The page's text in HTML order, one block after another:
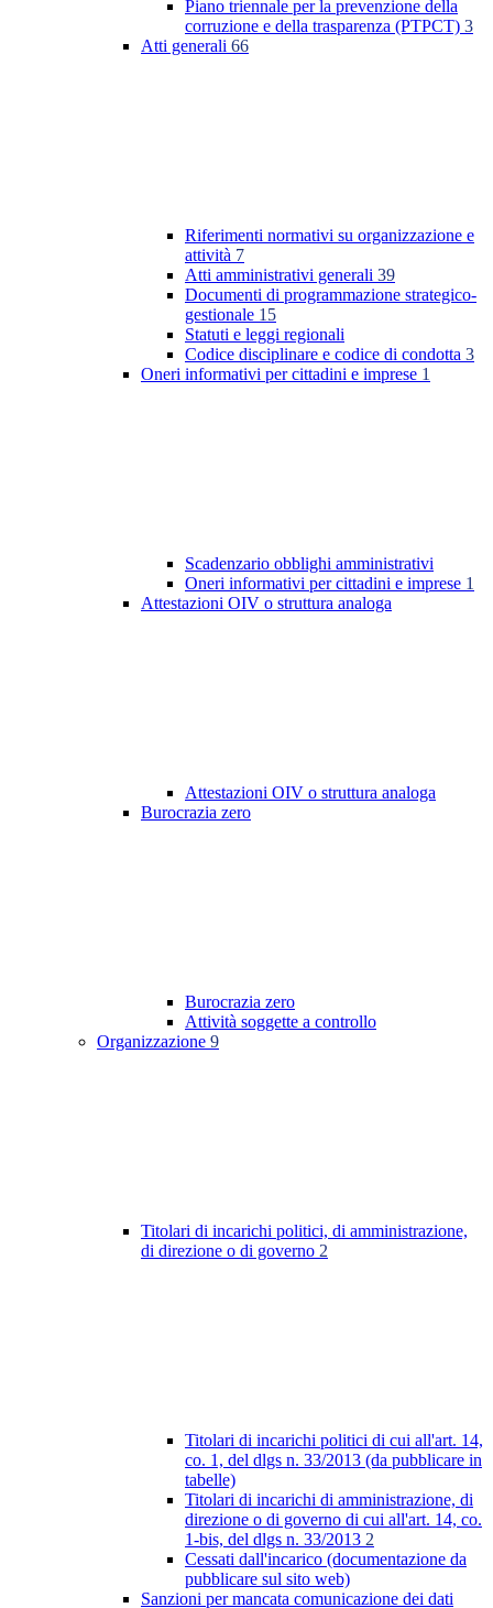
Piano triennale per la prevenzione della
corruzione e della trasparenza (PTPCT) 3
Atti generali 66
Riferimenti normativi su organizzazione e
attività 7
Atti amministrativi generali 39
Documenti di programmazione strategico-
gestionale 15
Statuti e leggi regionali
Codice disciplinare e codice di condotta 3
Oneri informativi per cittadini e imprese 1
Scadenzario obblighi amministrativi
Oneri informativi per cittadini e imprese 1
Attestazioni OIV o struttura analoga
Attestazioni OIV o struttura analoga
Burocrazia zero
Burocrazia zero
Attività soggette a controllo
Organizzazione 9
Titolari di incarichi politici, di amministrazione,
di direzione o di governo 2
Titolari di incarichi politici di cui all'art. 14,
co. 1, del dlgs n. 33/2013 (da pubblicare in
tabelle)
Titolari di incarichi di amministrazione, di
direzione o di governo di cui all'art. 14, co.
1-bis, del dlgs n. 33/2013 2
Cessati dall'incarico (documentazione da
pubblicare sul sito web)
Sanzioni per mancata comunicazione dei dati